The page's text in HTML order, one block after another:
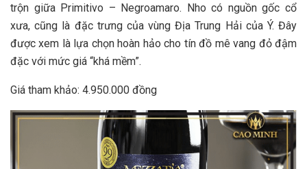
trộn giữa Primitivo – Negroamaro. Nho có nguồn gốc cổ
xưa, cũng là đặc trưng của vùng Địa Trung Hải của Ý. Đây
được xem là lựa chọn hoàn hảo cho tín đồ mê vang đỏ đậm
đặc với mức giá “khá mềm”.
Giá tham khảo: 4.950.000 đồng